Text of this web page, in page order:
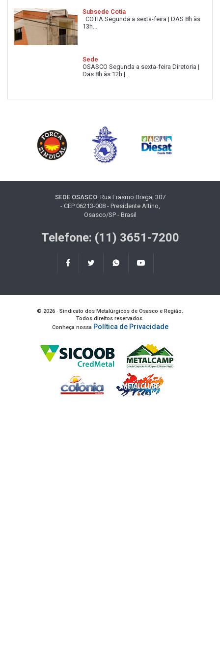
Subsede Cotia
COTIA Segunda a sexta-feira | DAS 8h às
13h...
Sede
OSASCO Segunda a sexta-feira Diretoria |
Das 8h às 12h |...
SEDE OSASCORua Erasmo Braga, 307
- CEP 06213-008 - Presidente Altino,
Osasco/SP - Brasil
Telefone: (11) 3651-7200
© 2026 · Sindicato dos Metalúrgicos de Osasco e Região.
Todos direitos reservados.
Conheça nossa Política de Privacidade